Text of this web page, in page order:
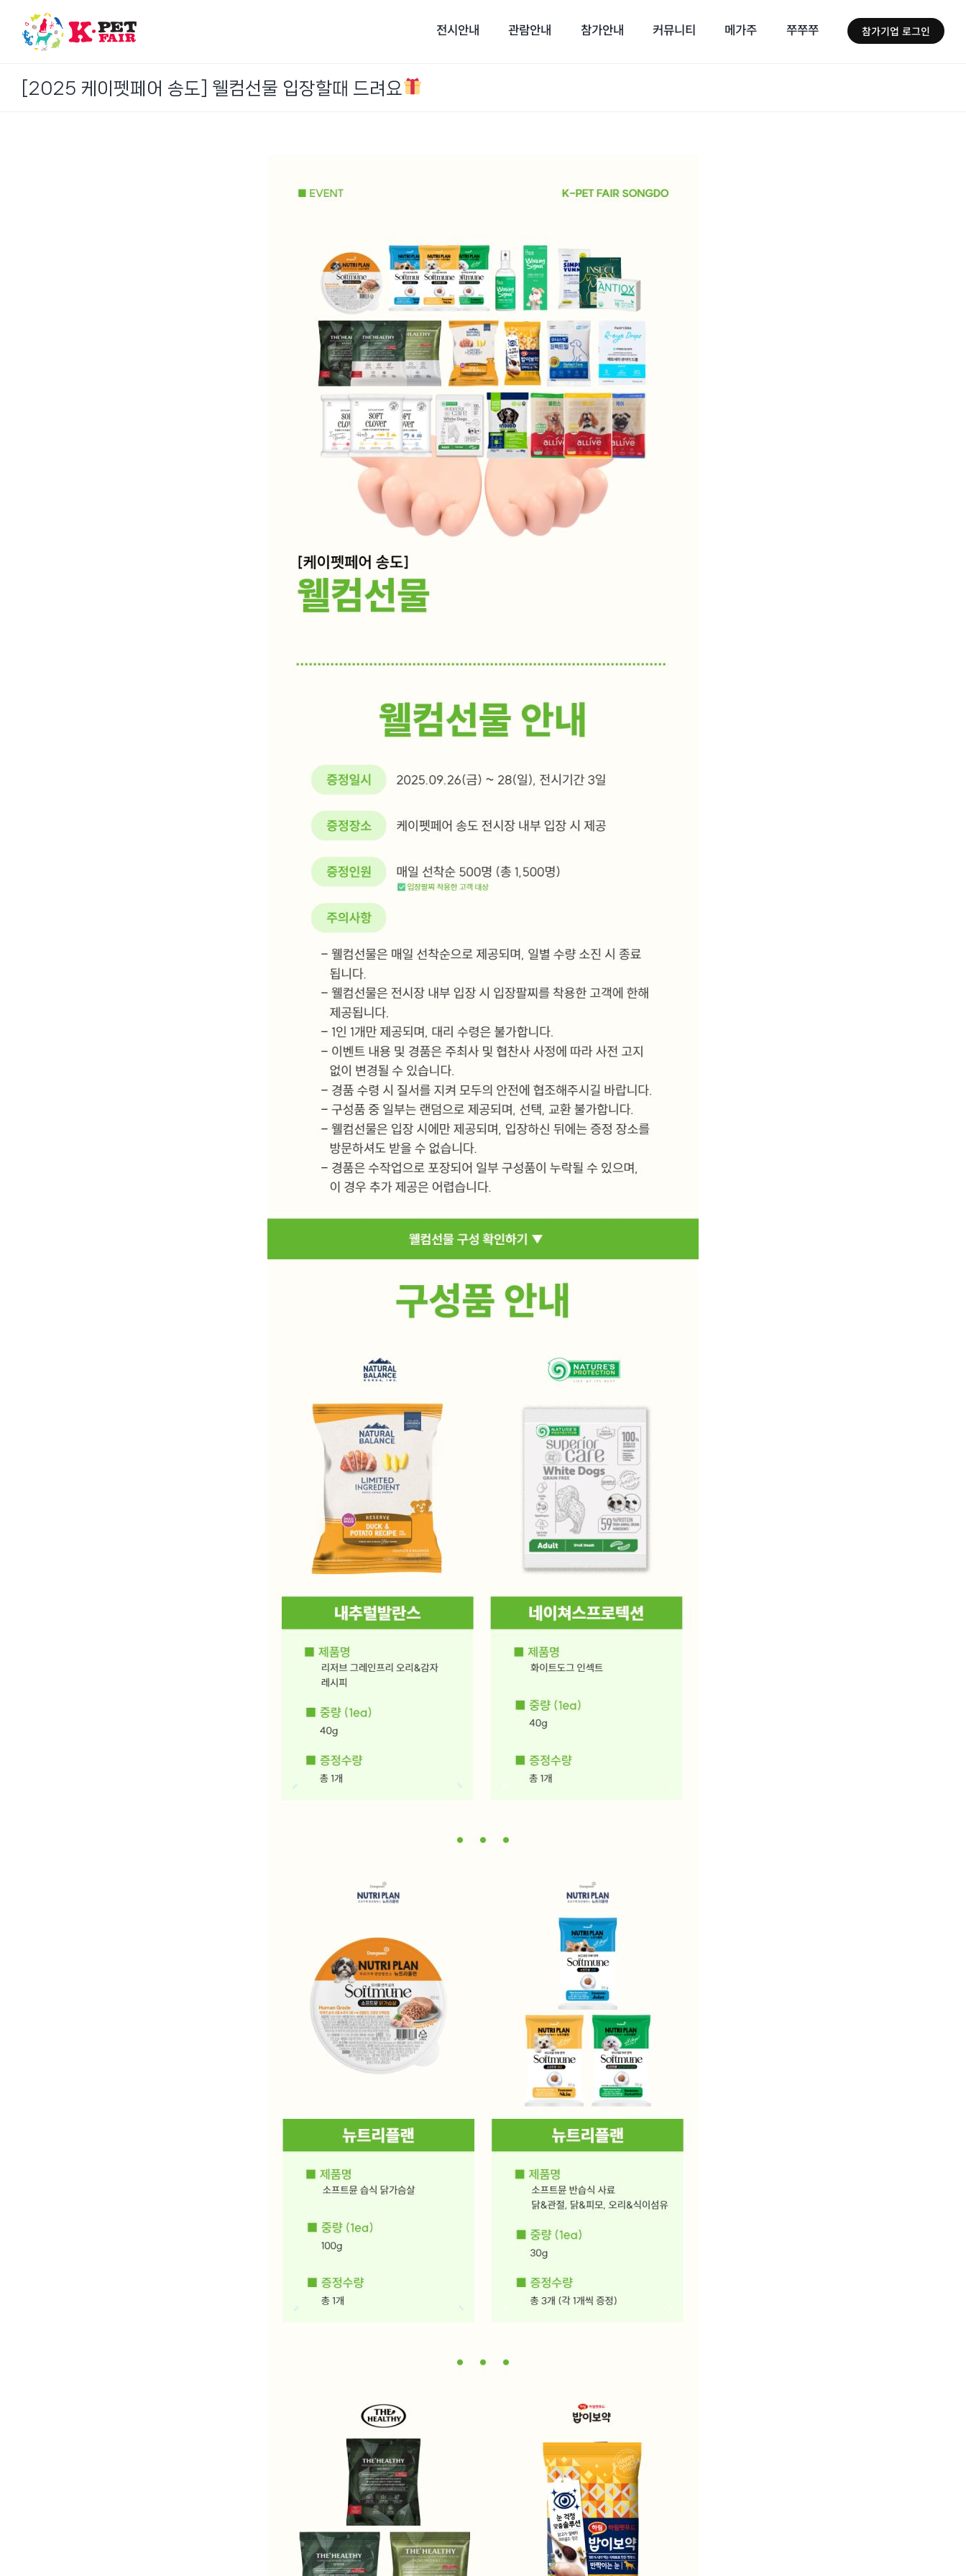
content
전시안내 관람안내 참가안내 커뮤니티 메가주 쭈쭈쭈 참가기업 로그인
[2025 케이펫페어 송도] 웰컴선물 입장할때 드려요